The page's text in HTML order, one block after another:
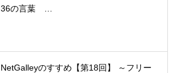
36の言葉 …
NetGalleyのすすめ【第18回】 ～フリー